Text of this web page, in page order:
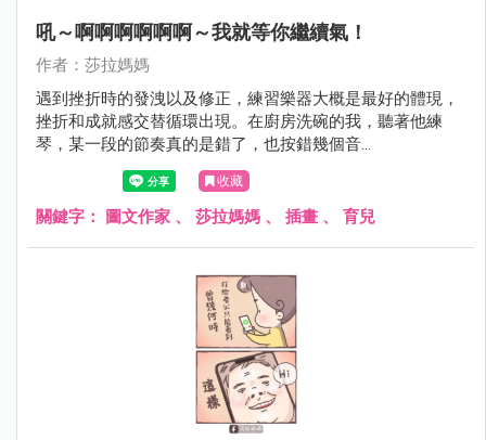
吼～啊啊啊啊啊啊～我就等你繼續氣！
作者：莎拉媽媽
遇到挫折時的發洩以及修正，練習樂器大概是最好的體現，
挫折和成就感交替循環出現。在廚房洗碗的我，聽著他練
琴，某一段的節奏真的是錯了，也按錯幾個音...
收藏
關鍵字： 圖文作家 、 莎拉媽媽 、 插畫 、 育兒